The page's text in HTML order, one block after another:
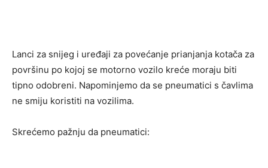
Lanci za snijeg i uređaji za povećanje prianjanja kotača za
površinu po kojoj se motorno vozilo kreće moraju biti
tipno odobreni. Napominjemo da se pneumatici s čavlima
ne smiju koristiti na vozilima.
Skrećemo pažnju da pneumatici: